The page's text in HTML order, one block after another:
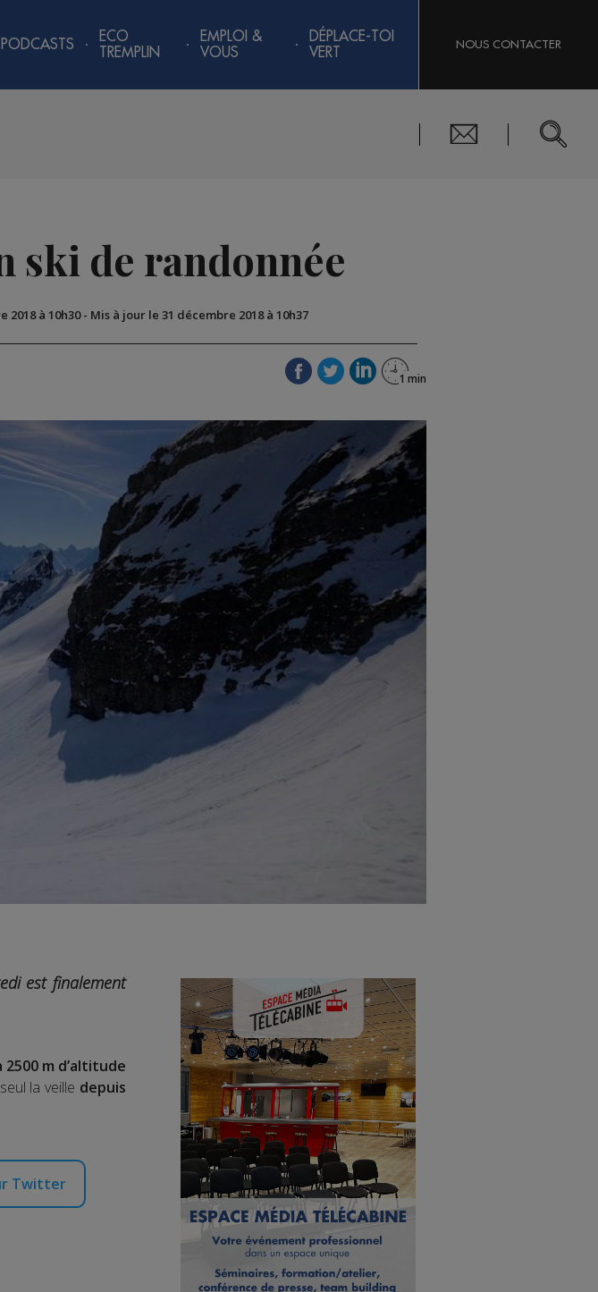
PODCASTS
ECO
TREMPLIN
EMPLOI &
VOUS
DÉPLACE-TOI
VERT
NOUS CONTACTER
ski de randonnée
2018 à 10h30- Mis à jour le 31 décembre 2018 à 10h37
est finalement
m d’altitude
la veille depuis
Twitter